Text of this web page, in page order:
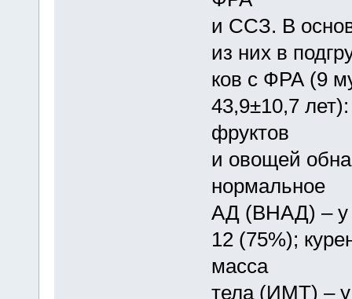
и ССЗ. В
из них в
ков с ФРА (9
43,9±10,7
фруктов
и овощей
нормальное
АД (ВНАД) – у
12 (75%);
масса
тела (ИМТ) – у